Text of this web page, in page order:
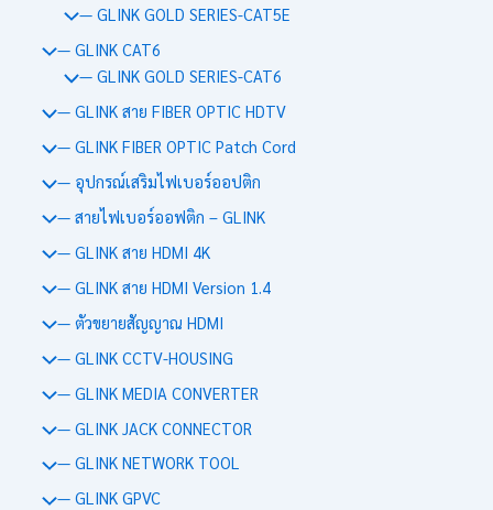
— GLINK GOLD SERIES-CAT5E
— GLINK CAT6
— GLINK GOLD SERIES-CAT6
— GLINK สาย FIBER OPTIC HDTV
— GLINK FIBER OPTIC Patch Cord
— อุปกรณ์เสริมไฟเบอร์ออปติก
— สายไฟเบอร์ออฟติก – GLINK
— GLINK สาย HDMI 4K
— GLINK สาย HDMI Version 1.4
— ตัวขยายสัญญาณ HDMI
— GLINK CCTV-HOUSING
— GLINK MEDIA CONVERTER
— GLINK JACK CONNECTOR
— GLINK NETWORK TOOL
— GLINK GPVC